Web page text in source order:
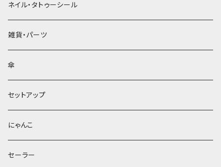
ネイル・タトゥーシール
雑貨・パーツ
傘
セットアップ
にゃんこ
セーラー